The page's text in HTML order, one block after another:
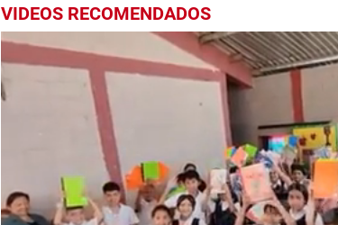
VIDEOS RECOMENDADOS